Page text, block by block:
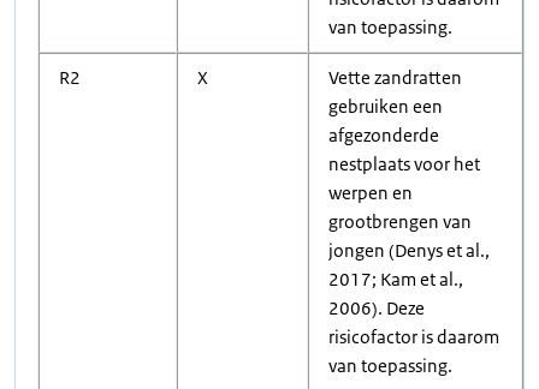
van toepassing.
R2 X
Vette zandratten
gebruiken een
afgezonderde
nestplaats voor het
werpen en
grootbrengen van
jongen (Denys et al.,
2017; Kam et al.,
2006). Deze
risicofactor is daarom
van toepassing.